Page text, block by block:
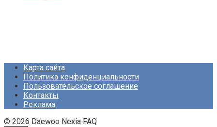
Карта сайта
Политика конфиденциальности
Пользовательское соглашение
Контакты
Реклама
© 2026 Daewoo Nexia FAQ